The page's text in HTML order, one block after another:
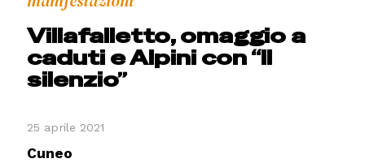
Villafalletto, omaggio a
caduti e Alpini con “Il
silenzio”
25 aprile 2021
Cuneo